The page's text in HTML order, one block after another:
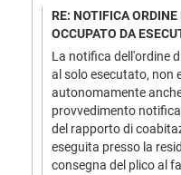
RE: NOTIFICA
OCCUPATO DA
La notifica dell'ordine
al solo esecutato, non
autonomamente
provvedimento
del rapporto di
eseguita presso la
consegna del plico al